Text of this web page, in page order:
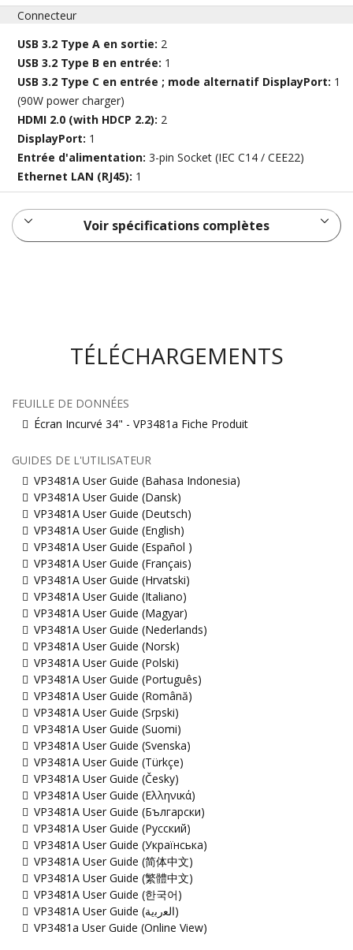
Connecteur
USB 3.2 Type A en sortie: 2
USB 3.2 Type B en entrée: 1
USB 3.2 Type C en entrée ; mode alternatif DisplayPort: 1
(90W power charger)
HDMI 2.0 (with HDCP 2.2): 2
DisplayPort: 1
Entrée d'alimentation:3-pin Socket (IEC C14 / CEE22)
Ethernet LAN (RJ45): 1
Voir spécifications complètes
TÉLÉCHARGEMENTS
FEUILLE DE DONNÉES
Écran Incurvé 34" - VP3481a Fiche Produit
GUIDES DE L'UTILISATEUR
VP3481A User Guide (Bahasa Indonesia)
VP3481A User Guide (Dansk)
VP3481A User Guide (Deutsch)
VP3481A User Guide (English)
VP3481A User Guide (Español )
VP3481A User Guide (Français)
VP3481A User Guide (Hrvatski)
VP3481A User Guide (Italiano)
VP3481A User Guide (Magyar)
VP3481A User Guide (Nederlands)
VP3481A User Guide (Norsk)
VP3481A User Guide (Polski)
VP3481A User Guide (Português)
VP3481A User Guide (Română)
VP3481A User Guide (Srpski)
VP3481A User Guide (Suomi)
VP3481A User Guide (Svenska)
VP3481A User Guide (Türkçe)
VP3481A User Guide (Česky)
VP3481A User Guide (Ελληνικά)
VP3481A User Guide (Български)
VP3481A User Guide (Русский)
VP3481A User Guide (Українська)
VP3481A User Guide (简体中文)
VP3481A User Guide (繁體中文)
VP3481A User Guide (한국어)
VP3481A User Guide (ﺍﻟﻌﺭﺑﻳﺔ)
VP3481a User Guide (Online View)